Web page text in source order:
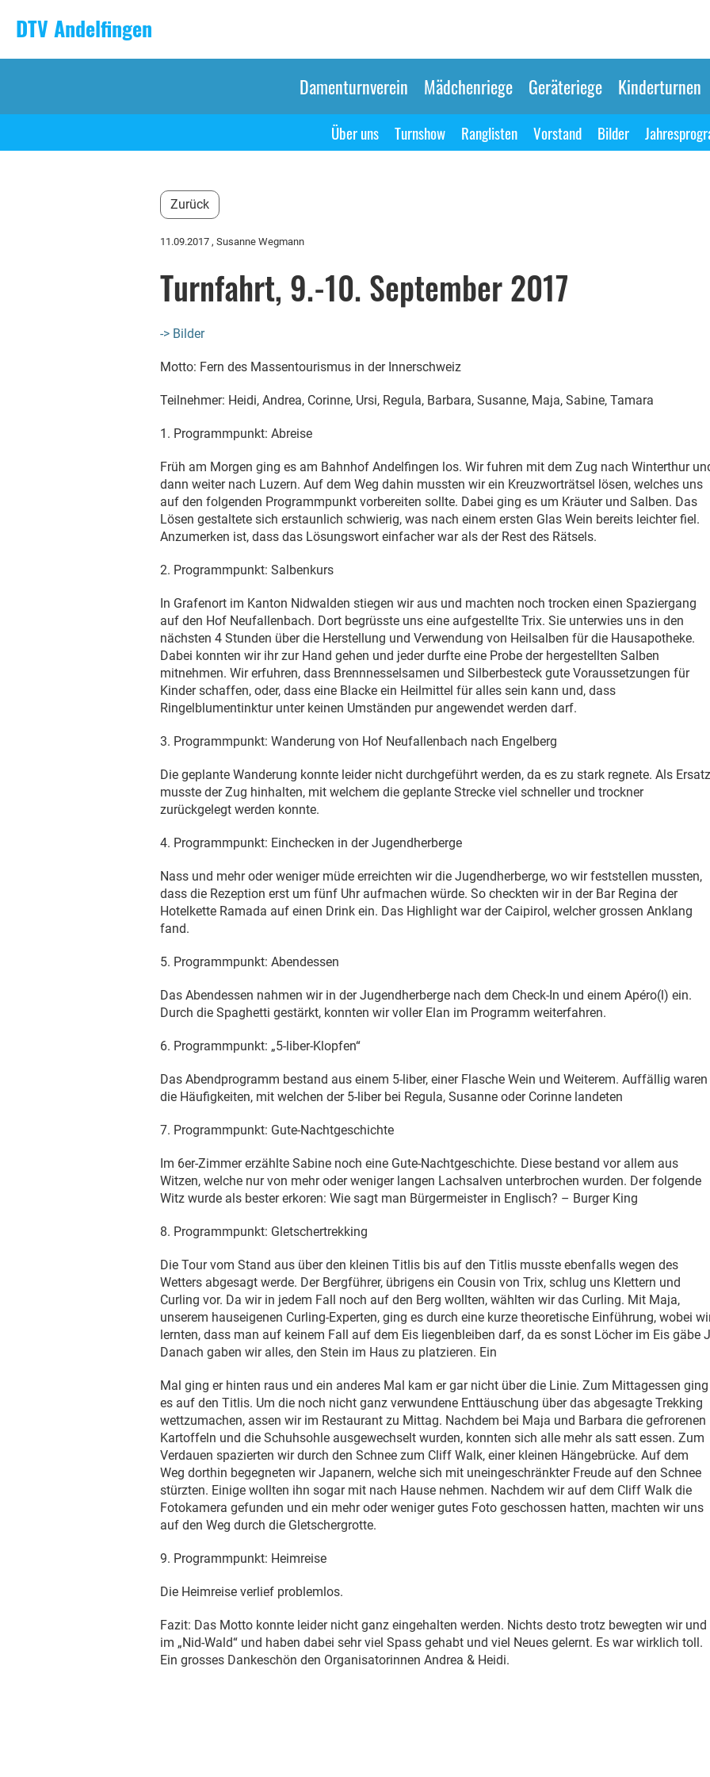
DTV Andelfingen
Damenturnverein Mädchenriege Geräteriege Kinderturnen
Über uns Turnshow Ranglisten Vorstand Bilder
Zurück
11.09.2017, Susanne Wegmann
Turnfahrt, 9.-10. September 2017
-> Bilder
Motto: Fern des Massentourismus in der Innerschweiz
Teilnehmer: Heidi, Andrea, Corinne, Ursi, Regula, Barbara, Susanne, Maja, Sabine, Tamara
1. Programmpunkt: Abreise
Früh am Morgen ging es am Bahnhof Andelfingen los. Wir fuhren mit dem Zug nach Winterthur
dann weiter nach Luzern. Auf dem Weg dahin mussten wir ein Kreuzworträtsel lösen, welches uns
auf den folgenden Programmpunkt vorbereiten sollte. Dabei ging es um Kräuter und Salben. Das
Lösen gestaltete sich erstaunlich schwierig, was nach einem ersten Glas Wein bereits leichter fiel.
Anzumerken ist, dass das Lösungswort einfacher war als der Rest des Rätsels.
2. Programmpunkt: Salbenkurs
In Grafenort im Kanton Nidwalden stiegen wir aus und machten noch trocken einen Spaziergang
auf den Hof Neufallenbach. Dort begrüsste uns eine aufgestellte Trix. Sie unterwies uns in den
nächsten 4 Stunden über die Herstellung und Verwendung von Heilsalben für die Hausapotheke.
Dabei konnten wir ihr zur Hand gehen und jeder durfte eine Probe der hergestellten Salben
mitnehmen. Wir erfuhren, dass Brennnesselsamen und Silberbesteck gute Voraussetzungen für
Kinder schaffen, oder, dass eine Blacke ein Heilmittel für alles sein kann und, dass
Ringelblumentinktur unter keinen Umständen pur angewendet werden darf.
3. Programmpunkt: Wanderung von Hof Neufallenbach nach Engelberg
Die geplante Wanderung konnte leider nicht durchgeführt werden, da es zu stark regnete. Als Ersatz
musste der Zug hinhalten, mit welchem die geplante Strecke viel schneller und trockner
zurückgelegt werden konnte.
4. Programmpunkt: Einchecken in der Jugendherberge
Nass und mehr oder weniger müde erreichten wir die Jugendherberge, wo wir feststellen mussten,
dass die Rezeption erst um fünf Uhr aufmachen würde. So checkten wir in der Bar Regina der
Hotelkette Ramada auf einen Drink ein. Das Highlight war der Caipirol, welcher grossen Anklang
fand.
5. Programmpunkt: Abendessen
Das Abendessen nahmen wir in der Jugendherberge nach dem Check-In und einem Apéro(l) ein.
Durch die Spaghetti gestärkt, konnten wir voller Elan im Programm weiterfahren.
6. Programmpunkt: „5-liber-Klopfen“
Das Abendprogramm bestand aus einem 5-liber, einer Flasche Wein und Weiterem. Auffällig waren
die Häufigkeiten, mit welchen der 5-liber bei Regula, Susanne oder Corinne landeten
7. Programmpunkt: Gute-Nachtgeschichte
Im 6er-Zimmer erzählte Sabine noch eine Gute-Nachtgeschichte. Diese bestand vor allem aus
Witzen, welche nur von mehr oder weniger langen Lachsalven unterbrochen wurden. Der folgende
Witz wurde als bester erkoren: Wie sagt man Bürgermeister in Englisch? – Burger King
8. Programmpunkt: Gletschertrekking
Die Tour vom Stand aus über den kleinen Titlis bis auf den Titlis musste ebenfalls wegen des
Wetters abgesagt werde. Der Bergführer, übrigens ein Cousin von Trix, schlug uns Klettern und
Curling vor. Da wir in jedem Fall noch auf den Berg wollten, wählten wir das Curling. Mit Maja,
unserem hauseigenen Curling-Experten, ging es durch eine kurze theoretische Einführung, wobei
lernten, dass man auf keinem Fall auf dem Eis liegenbleiben darf, da es sonst Löcher im Eis gäbe
Danach gaben wir alles, den Stein im Haus zu platzieren. Ein
Mal ging er hinten raus und ein anderes Mal kam er gar nicht über die Linie. Zum Mittagessen ging
es auf den Titlis. Um die noch nicht ganz verwundene Enttäuschung über das abgesagte Trekking
wettzumachen, assen wir im Restaurant zu Mittag. Nachdem bei Maja und Barbara die gefrorenen
Kartoffeln und die Schuhsohle ausgewechselt wurden, konnten sich alle mehr als satt essen. Zum
Verdauen spazierten wir durch den Schnee zum Cliff Walk, einer kleinen Hängebrücke. Auf dem
Weg dorthin begegneten wir Japanern, welche sich mit uneingeschränkter Freude auf den Schnee
stürzten. Einige wollten ihn sogar mit nach Hause nehmen. Nachdem wir auf dem Cliff Walk die
Fotokamera gefunden und ein mehr oder weniger gutes Foto geschossen hatten, machten wir uns
auf den Weg durch die Gletschergrotte.
9. Programmpunkt: Heimreise
Die Heimreise verlief problemlos.
Fazit: Das Motto konnte leider nicht ganz eingehalten werden. Nichts desto trotz bewegten wir und
im „Nid-Wald“ und haben dabei sehr viel Spass gehabt und viel Neues gelernt. Es war wirklich toll.
Ein grosses Dankeschön den Organisatorinnen Andrea & Heidi.